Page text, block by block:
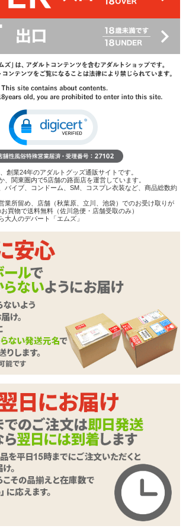
検討リストへ追加
商品へのお問い合わせ
カートに入れる
ーフにしたシースルーセットアップ
スポーティさを演出。トップスはビキニ
そう
ド紐タイプのハーフバック。ソックスは
ン入りゴム。
で元気ハツラツトレーニング…？ん？よく見た
スケスケ！
不適切すぎるでしょう。
ッパーで開閉。ショーツはサイドで結ぶ仕様
せん。
真とは多少異なる場合がございます。予めご
続きを読む
切スポーツウエア
801
プン価格
円(税込)
創業24年のアダルトグッズ通販サイトです。
、関東圏内で5店舗の路面店を運営しています。
バイブ、コンドーム、SM、コスプレ衣装など、商品総数約
業所留め、店舗（秋葉原、立川、池袋）でのお受け取りが
買物で送料無料（佐川急便・店舗受取のみ）
大人のデパート「エムズ」